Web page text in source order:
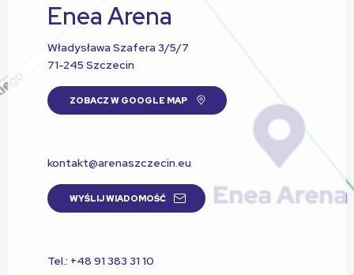
Enea Arena
Władysława Szafera 3/5/7
71-245 Szczecin
ZOBACZ W GOOGLE MAP
kontakt@arenaszczecin.eu
WYŚLIJ WIADOMOŚĆ
Tel.: +48 91 383 31 10